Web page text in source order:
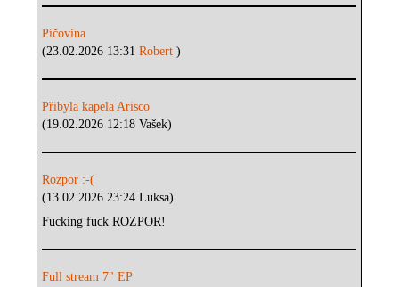
Píčovina
(23.02.2026 13:31Robert)
Přibyla kapela Arisco
(19.02.2026 12:18 Vašek)
Rozpor :-(
(13.02.2026 23:24 Luksa)
Fucking fuck ROZPOR!
Full stream 7" EP